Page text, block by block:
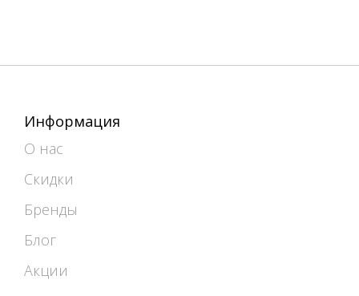
Информация
О нас
Скидки
Бренды
Блог
Акции